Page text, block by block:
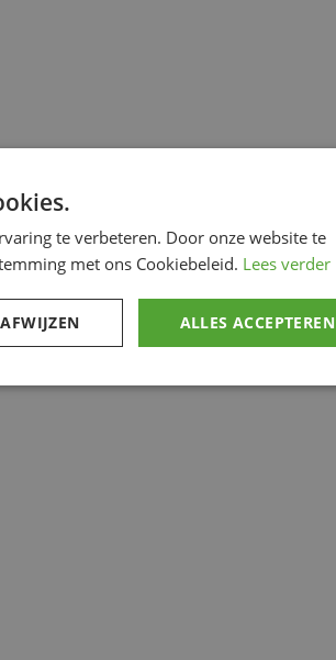
te verbeteren. Door onze website te
met ons Cookiebeleid. Lees verder
ALLES ACCEPTEREN